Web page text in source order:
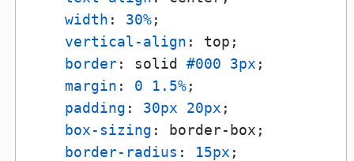
width : 30%;
vertical-align : top;
border: solid #000 3px ;
margin : 0 1.5%;
padding : 30px 20px ;
box-sizing : border-box;
border-radius : 15px ;